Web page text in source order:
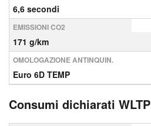
6,6 secondi
EMISSIONI CO2
171 g/km
OMOLOGAZIONE ANTINQUIN.
Euro 6D TEMP
Consumi dichiarati WLTP